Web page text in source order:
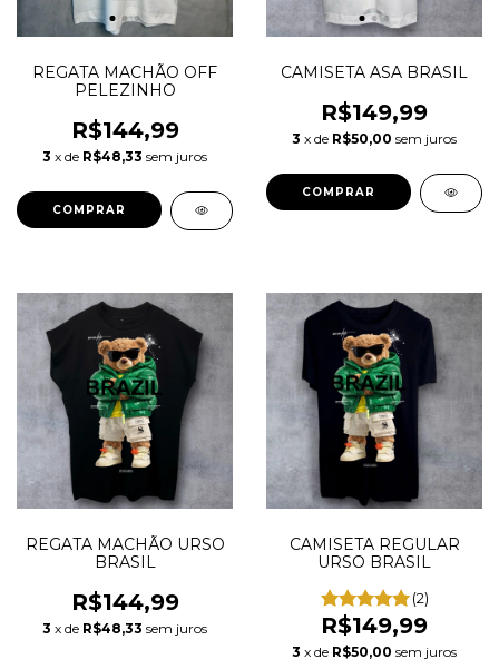
REGATA MACHÃO OFF
PELEZINHO
R$144,99
3 x de R$48,33 sem juros
COMPRAR
CAMISETA ASA BRASIL
R$149,99
3 x de R$50,00 sem juros
COMPRAR
REGATA MACHÃO URSO
BRASIL
R$144,99
3 x de R$48,33 sem juros
CAMISETA REGULAR
URSO BRASIL
(2)
R$149,99
3 x de R$50,00 sem juros